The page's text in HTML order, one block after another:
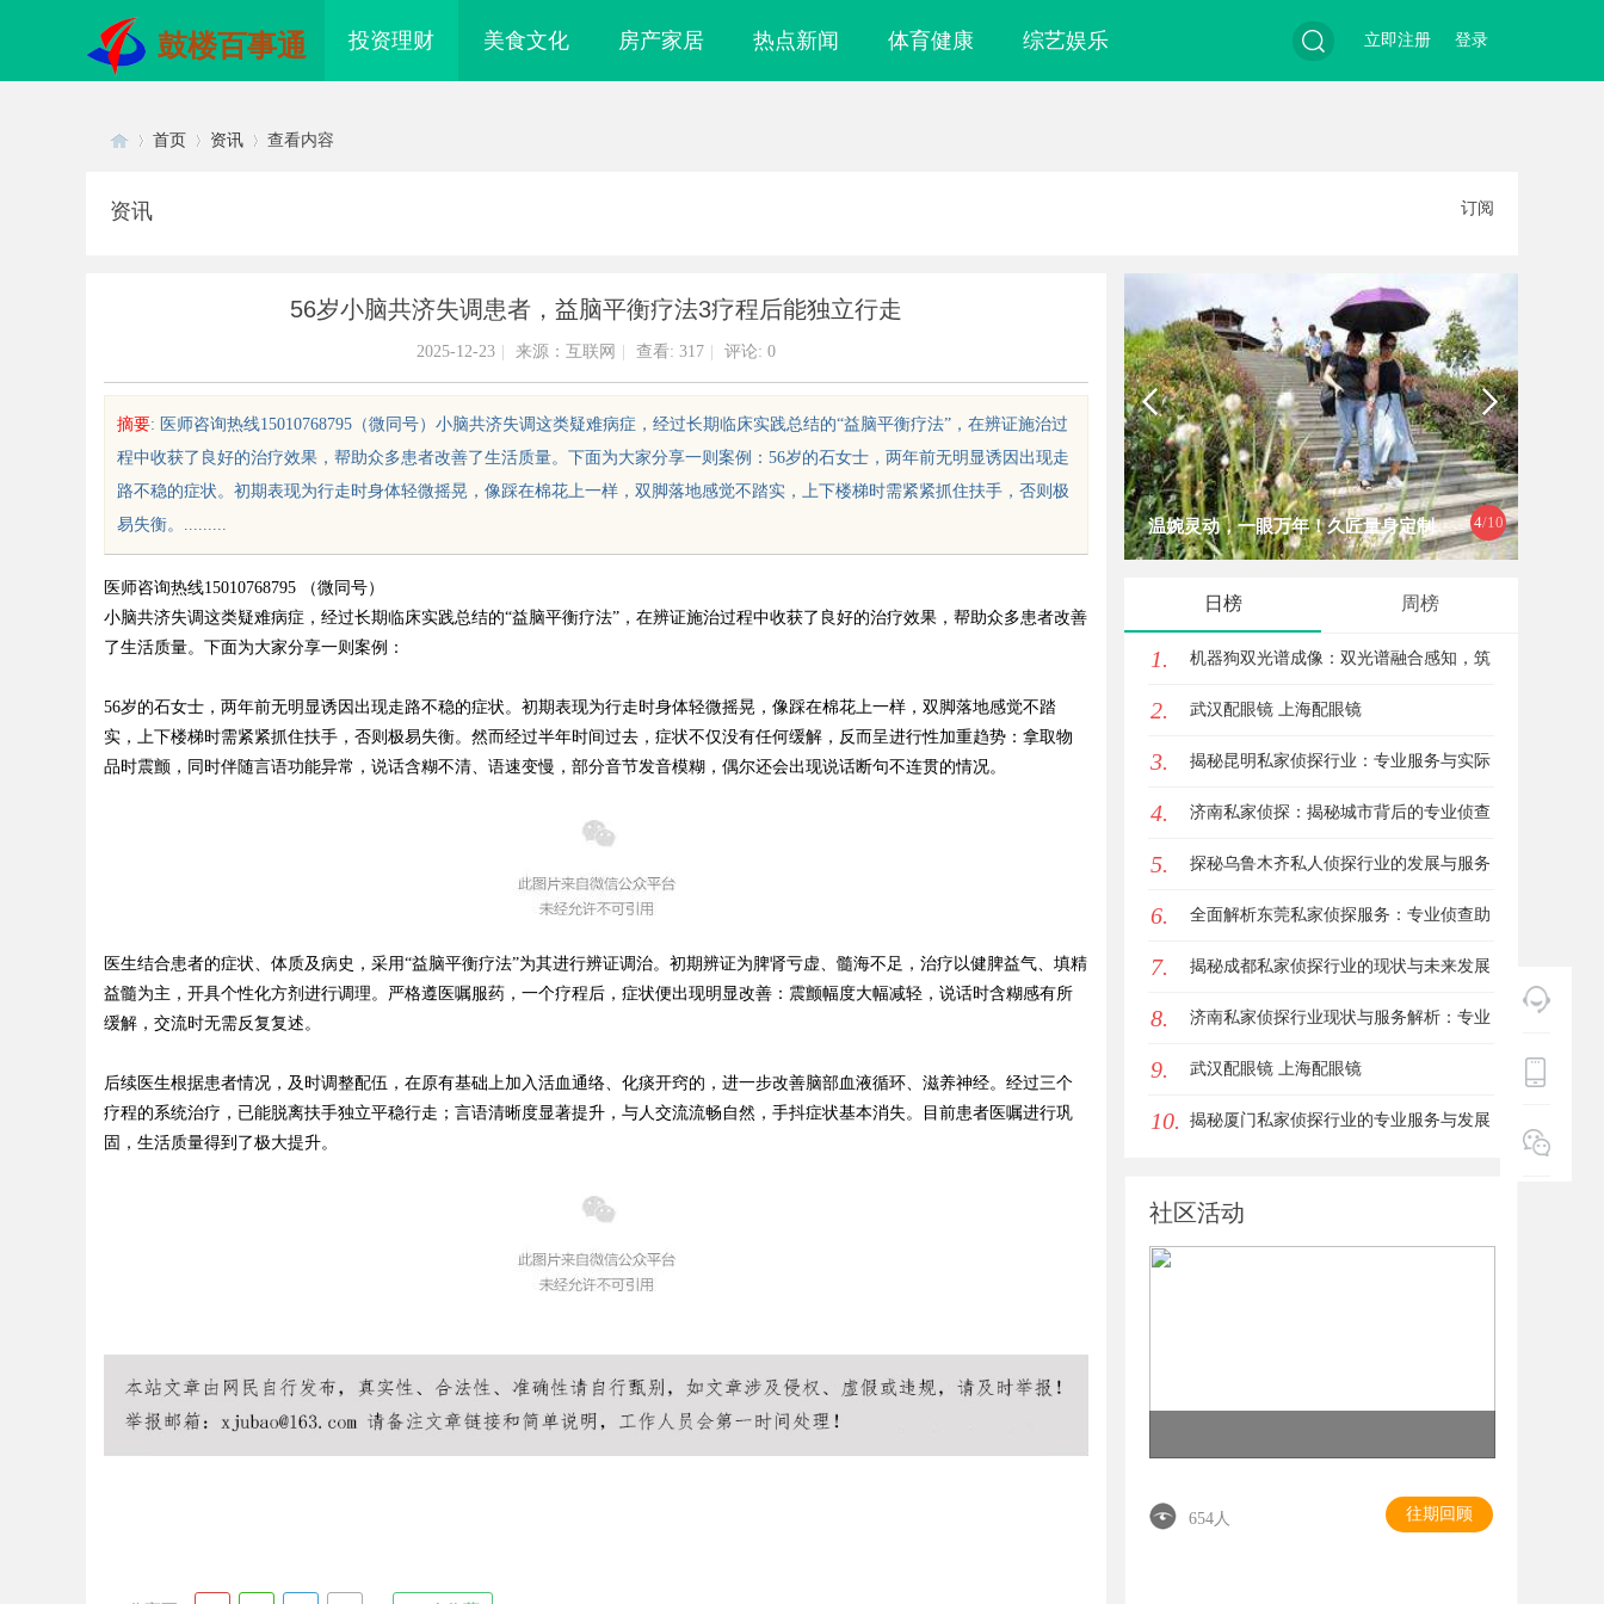
鼓楼百事通 投资理财 美食文化 房产家居 热点新闻 体育健康 综艺娱乐 登录
立即注册
sc
uz
!
首页 资讯 查看内容
资讯 订阅
56岁小脑共济失调患者，益脑平衡疗法3疗程后能独立行走
2025-12-23 来源：互联网 查看: 317 评论: 0
摘要: 医师咨询热线15010768795（微同号）小脑共济失调这类疑难病症，经过长期临床实践总结的“益脑平衡疗法”，在辨证施治过
程中收获了良好的治疗效果，帮助众多患者改善了生活质量。下面为大家分享一则案例：56岁的石女士，两年前无明显诱因出现走
路不稳的症状。初期表现为行走时身体轻微摇晃，像踩在棉花上一样，双脚落地感觉不踏实，上下楼梯时需紧紧抓住扶手，否则极
易失衡。.........
医师咨询热线15010768795 （微同号）
小脑共济失调这类疑难病症，经过长期临床实践总结的“益脑平衡疗法”，在辨证施治过程中收获了良好的治疗效果，帮助众多患者改善
了生活质量。下面为大家分享一则案例：
56岁的石女士，两年前无明显诱因出现走路不稳的症状。初期表现为行走时身体轻微摇晃，像踩在棉花上一样，双脚落地感觉不踏
实，上下楼梯时需紧紧抓住扶手，否则极易失衡。然而经过半年时间过去，症状不仅没有任何缓解，反而呈进行性加重趋势：拿取物
品时震颤，同时伴随言语功能异常，说话含糊不清、语速变慢，部分音节发音模糊，偶尔还会出现说话断句不连贯的情况。
医生结合患者的症状、体质及病史，采用“益脑平衡疗法”为其进行辨证调治。初期辨证为脾肾亏虚、髓海不足，治疗以健脾益气、填精
益髓为主，开具个性化方剂进行调理。严格遵医嘱服药，一个疗程后，症状便出现明显改善：震颤幅度大幅减轻，说话时含糊感有所
缓解，交流时无需反复复述。
后续医生根据患者情况，及时调整配伍，在原有基础上加入活血通络、化痰开窍的，进一步改善脑部血液循环、滋养神经。经过三个
疗程的系统治疗，已能脱离扶手独立平稳行走；言语清晰度显著提升，与人交流流畅自然，手抖症状基本消失。目前患者医嘱进行巩
固，生活质量得到了极大提升。
4/10
眼镜 上海配眼镜
代平台
温婉灵动，一眼万年！久匠量身定制
笔！淡颜系女生的气质加分项
日榜 周榜
1. 机器狗双光谱成像：双光谱融合感知，筑
牢工矿机器狗全域巡检识别能力
2. 武汉配眼镜 上海配眼镜
3. 揭秘昆明私家侦探行业：专业服务与实际
案例分析
4. 济南私家侦探：揭秘城市背后的专业侦查
力量
5. 探秘乌鲁木齐私人侦探行业的发展与服务
优势
6. 全面解析东莞私家侦探服务：专业侦查助
您解决各种疑难问题
7. 揭秘成都私家侦探行业的现状与未来发展
趋势
8. 济南私家侦探行业现状与服务解析：专业
调查助您安心
9. 武汉配眼镜 上海配眼镜
10. 揭秘厦门私家侦探行业的专业服务与发展
社区活动
654人 往期回顾